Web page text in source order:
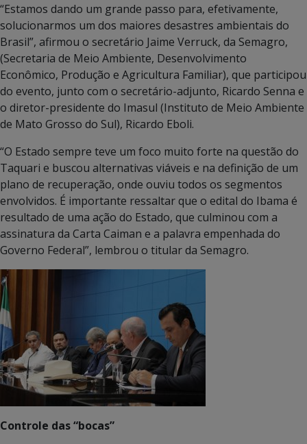
“Estamos dando um grande passo para, efetivamente,
solucionarmos um dos maiores desastres ambientais do
Brasil”, afirmou o secretário Jaime Verruck, da Semagro,
(Secretaria de Meio Ambiente, Desenvolvimento
Econômico, Produção e Agricultura Familiar), que participou
do evento, junto com o secretário-adjunto, Ricardo Senna e
o diretor-presidente do Imasul (Instituto de Meio Ambiente
de Mato Grosso do Sul), Ricardo Eboli.
“O Estado sempre teve um foco muito forte na questão do
Taquari e buscou alternativas viáveis e na definição de um
plano de recuperação, onde ouviu todos os segmentos
envolvidos. É importante ressaltar que o edital do Ibama é
resultado de uma ação do Estado, que culminou com a
assinatura da Carta Caiman e a palavra empenhada do
Governo Federal”, lembrou o titular da Semagro.
Controle das “bocas”